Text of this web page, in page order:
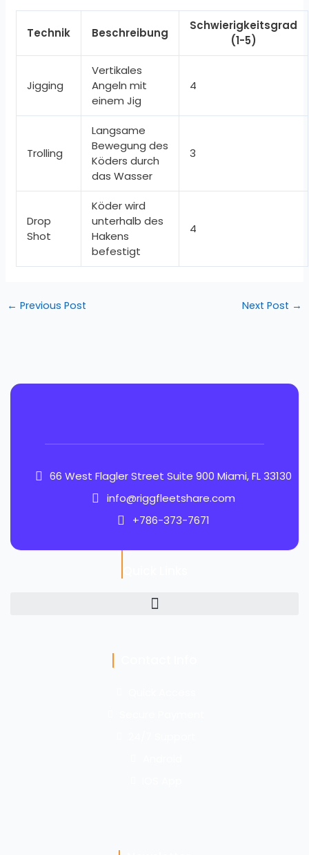
Technik Beschreibung
Schwierigkeitsgrad
(1-5)
Jigging
Vertikales
Angeln mit
einem Jig
4
Trolling
Langsame
Bewegung des
Köders durch
das Wasser
3
Drop
Shot
Köder wird
unterhalb des
Hakens
befestigt
4
← Previous Post Next Post →
66 West Flagler Street Suite 900 Miami, FL 33130
info@riggfleetshare.com
+786-373-7671